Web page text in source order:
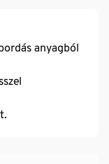
anyagból